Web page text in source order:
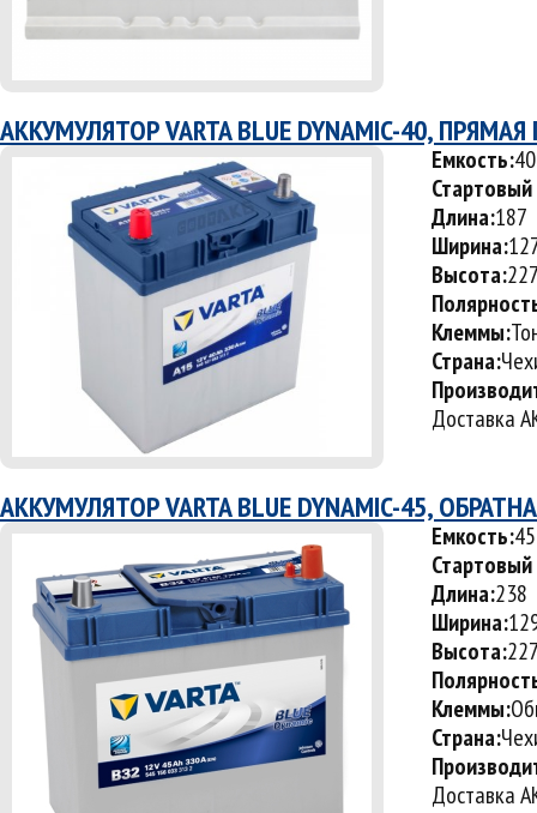
АККУМУЛЯТОР VARTA BLUE DYNAMIC-40,
Емкость:40
Длина:187
Ширина:
Высота:
Клеммы:
Страна:
Доставка
АККУМУЛЯТОР VARTA BLUE DYNAMIC-45,
Емкость:45
Длина:238
Ширина:
Высота:
Клеммы:
Страна:
Доставка